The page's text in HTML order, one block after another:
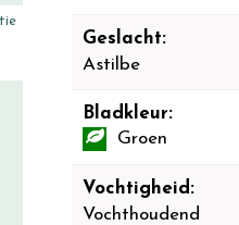
Geslacht:
Astilbe
Bladkleur:
Groen
Vochtigheid:
Vochthoudend